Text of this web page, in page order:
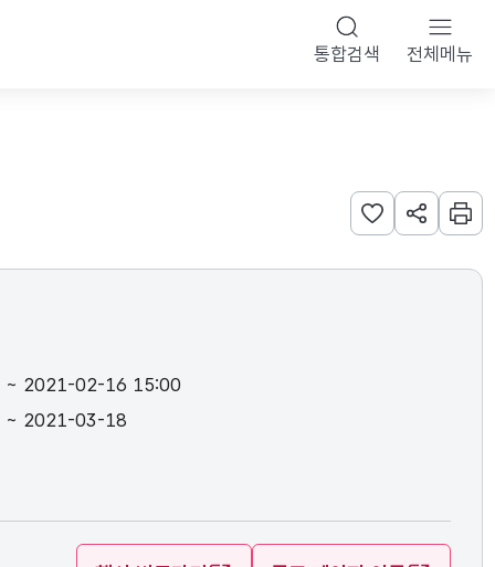
통합검색 전체메뉴
관심사 등록하기
URL 공유
인쇄
2021-02-16 15:00
2021-03-18